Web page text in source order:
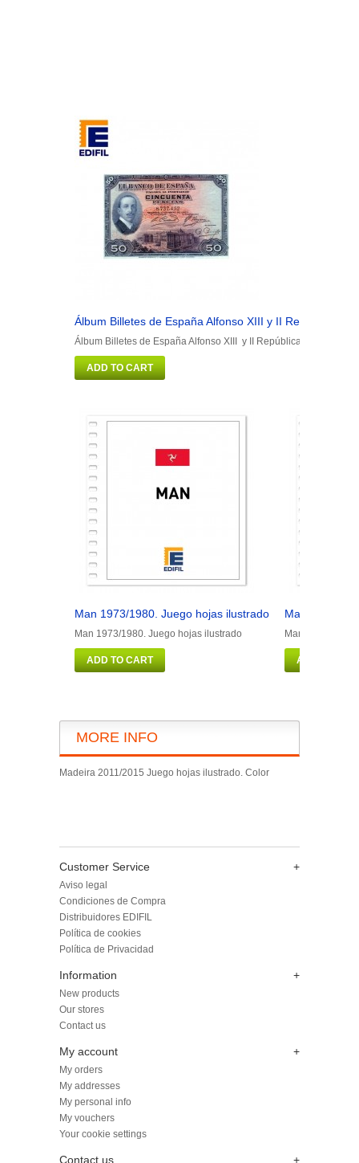
Álbum Billetes de España Alfonso XIII y II República
Álbum Billetes de España Alfonso XIII y II República
ADD TO CART
Man 1973/1980. Juego hojas ilustrado
Man 1973/1980. Juego hojas ilustrado
ADD TO CART
Man 1981/
Man 1981/
ADD TO
MORE INFO
Madeira 2011/2015 Juego hojas ilustrado. Color
Customer Service +
Aviso legal
Condiciones de Compra
Distribuidores EDIFIL
Política de cookies
Política de Privacidad
Information +
New products
Our stores
Contact us
My account +
My orders
My addresses
My personal info
My vouchers
Your cookie settings
Contact us +